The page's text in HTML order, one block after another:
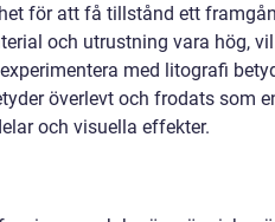
för att få tillstånd ett
och utrustning vara hög,
med litografi
överlevt och frodats som
och visuella effekter.